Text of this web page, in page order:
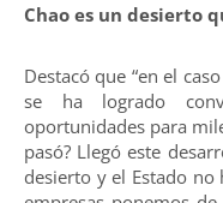
Chao es un desierto
Destacó que “en el
se ha logrado
oportunidades para
pasó? Llegó este
desierto y el Estado